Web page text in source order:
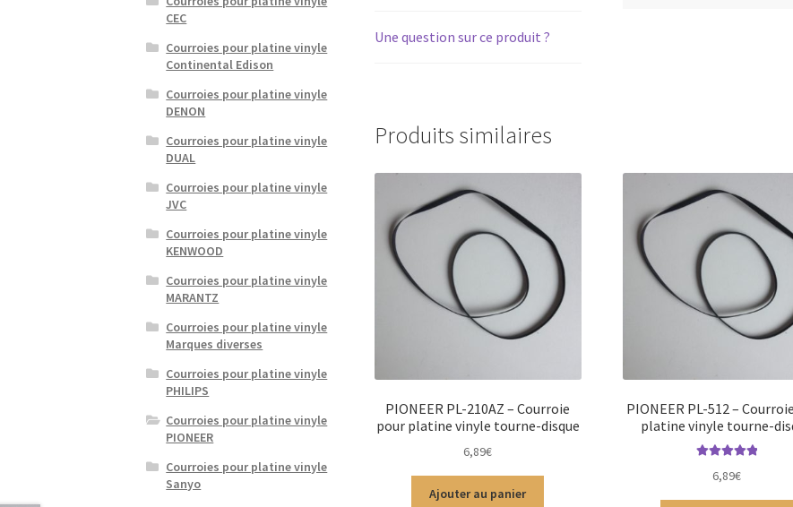
Une question sur ce produit ?
Produits similaires
PIONEER PL-210AZ – Courroie
pour platine vinyle tourne-disque
6,89€
Ajouter au panier
PIONEER PL-512 –
platine vinyle tourne-
5
6,89€
CEC
Courroies pour platine vinyle
Continental Edison
Courroies pour platine vinyle
DENON
Courroies pour platine vinyle
DUAL
Courroies pour platine vinyle
JVC
Courroies pour platine vinyle
KENWOOD
Courroies pour platine vinyle
MARANTZ
Courroies pour platine vinyle
Marques diverses
Courroies pour platine vinyle
PHILIPS
Courroies pour platine vinyle
PIONEER
Courroies pour platine vinyle
Sanyo